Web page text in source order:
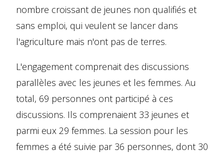
nombre croissant de jeunes non qualifiés et
sans emploi, qui veulent se lancer dans
l'agriculture mais n'ont pas de terres.
L'engagement comprenait des discussions
parallèles avec les jeunes et les femmes. Au
total, 69 personnes ont participé à ces
discussions. Ils comprenaient 33 jeunes et
parmi eux 29 femmes. La session pour les
femmes a été suivie par 36 personnes, dont 30